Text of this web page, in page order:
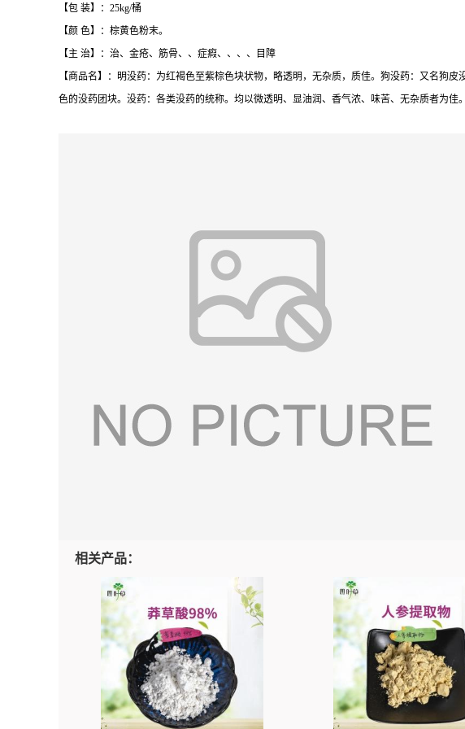
【包 装】：25kg/桶
【颜 色】：棕黄色粉末。
【主 治】：治、金疮、筋骨、、症瘕、、、、目障
【商品名】：明没药：为红褐色至紫棕色块状物，略透明，无杂质，质佳。狗没药：又名狗
色的没药团块。没药：各类没药的统称。均以微透明、显油润、香气浓、味苦、无杂质者为佳。
相关产品：